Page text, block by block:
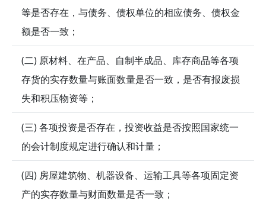
等是否存在，与债务、债权单位的相应债务、债权金
额是否一致；
(二) 原材料、在产品、自制半成品、库存商品等各项
存货的实存数量与账面数量是否一致，是否有报废损
失和积压物资等；
(三) 各项投资是否存在，投资收益是否按照国家统一
的会计制度规定进行确认和计量；
(四) 房屋建筑物、机器设备、运输工具等各项固定资
产的实存数量与财面数量是否一致；